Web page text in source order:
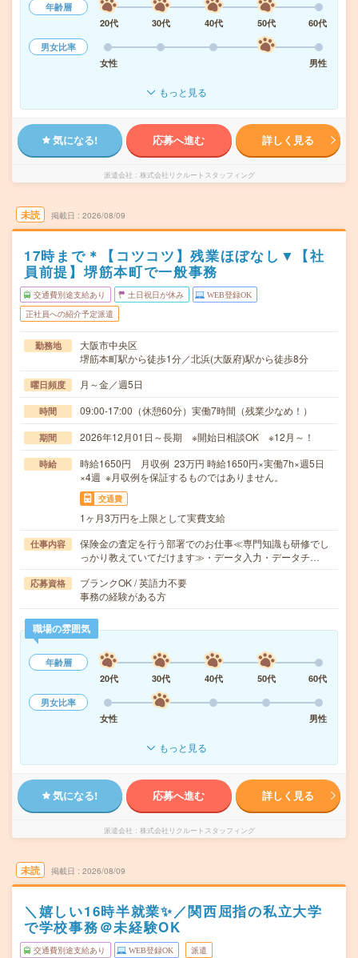
年齢層
20代
30代 40代 50代
60代
男女比率
女性
男性
もっと見る
気になる! 応募へ進む 詳しく見る
派遣会社 株式会社リクルートスタッフィング
未読 掲載日 2026/08/09
17時まで＊【コツコツ】残業ほぼなし▼【社
員前提】堺筋本町で一般事務
交通費別途支給あり 土日祝日が休み WEB登録OK
正社員への紹介予定派遣
勤務地
大阪市中央区
堺筋本町駅から徒歩1分／北浜(大阪府)駅から徒歩8分
曜日頻度 月～金／週5日
時間 09:00-17:00（休憩60分）実働7時間（残業少なめ！）
期間 2026年12月01日～長期 ※開始日相談OK ※12月～！
時給
時給1650円 月収例 23万円 時給1650円×実働7h×週5日
×4週 ※月収例を保証するものではありません。
交通費
1ヶ月3万円を上限として実費支給
仕事内容
保険金の査定を行う部署でのお仕事≪専門知識も研修でし
っかり教えていてだけます≫・データ入力・データチ…
応募資格
ブランクOK / 英語力不要
事務の経験がある方
職場の雰囲気
年齢層
20代
30代 40代 50代
60代
男女比率
女性
男性
もっと見る
気になる! 応募へ進む 詳しく見る
派遣会社 株式会社リクルートスタッフィング
未読 掲載日 2026/08/09
＼嬉しい16時半就業✨／関西屈指の私立大学
で学校事務＠未経験OK
交通費別途支給あり WEB登録OK 派遣